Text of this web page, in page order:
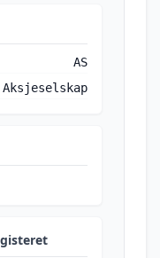
AS
Aksjeselskap